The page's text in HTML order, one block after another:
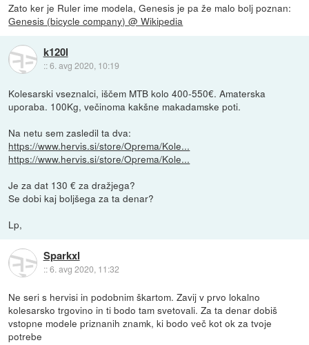
Zato ker je Ruler ime modela, Genesis je pa že malo bolj poznan:
Genesis (bicycle company) @ Wikipedia
k120l
::6. avg 2020, 10:19
Kolesarski vseznalci, iščem MTB kolo 400-550€. Amaterska
uporaba. 100Kg, večinoma kakšne makadamske poti.
Na netu sem zasledil ta dva:
https://www.hervis.si/store/Oprema/Kole...
https://www.hervis.si/store/Oprema/Kole...
Je za dat 130 € za dražjega?
Se dobi kaj boljšega za ta denar?
Lp,
Sparkxl
::6. avg 2020, 11:32
Ne seri s hervisi in podobnim škartom. Zavij v prvo lokalno
kolesarsko trgovino in ti bodo tam svetovali. Za ta denar dobiš
vstopne modele priznanih znamk, ki bodo več kot ok za tvoje
potrebe